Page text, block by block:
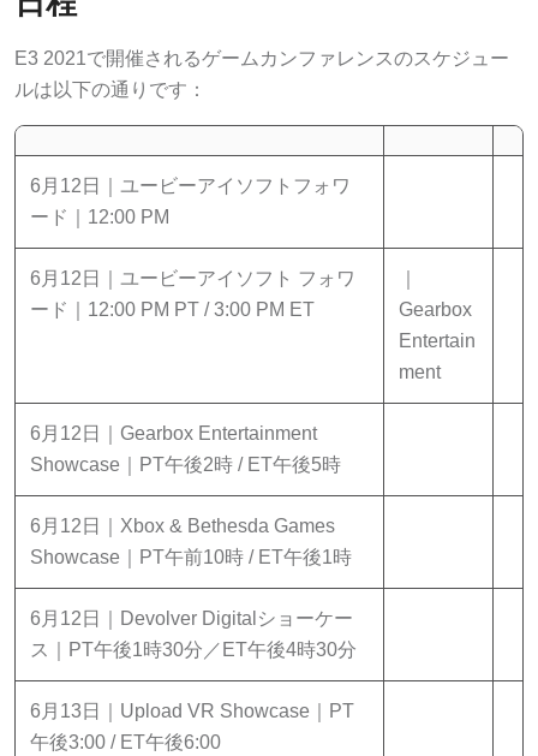
E3 2021で開催されるゲームカンファレンスのスケジュー
ルは以下の通りです：
6月12日｜ユービーアイソフトフォワ
ード｜12:00 PM
6月12日｜ユービーアイソフト フォワ
ード｜12:00 PM PT / 3:00 PM ET
Gearbox
Entertain
ment
6月12日｜Gearbox Entertainment
Showcase｜PT午後2時 / ET午後5時
6月12日｜Xbox & Bethesda Games
Showcase｜PT午前10時 / ET午後1時
6月12日｜Devolver Digitalショーケー
ス｜PT午後1時30分／ET午後4時30分
6月13日｜Upload VR Showcase｜PT
午後3:00 / ET午後6:00